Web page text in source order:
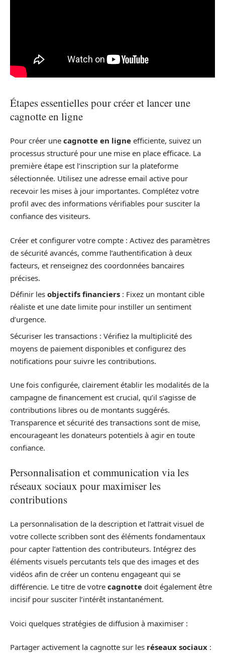
Étapes essentielles pour créer et lancer une
cagnotte en ligne
Pour créer une cagnotte en ligne efficiente, suivez un
processus structuré pour une mise en place efficace. La
première étape est l’inscription sur la plateforme
sélectionnée. Utilisez une adresse email active pour
recevoir les mises à jour importantes. Complétez votre
profil avec des informations vérifiables pour susciter la
confiance des visiteurs.
Créer et configurer votre compte : Activez des paramètres
de sécurité avancés, comme l’authentification à deux
facteurs, et renseignez des coordonnées bancaires
précises.
Définir les objectifs financiers : Fixez un montant cible
réaliste et une date limite pour instiller un sentiment
d’urgence.
Sécuriser les transactions : Vérifiez la multiplicité des
moyens de paiement disponibles et configurez des
notifications pour suivre les contributions.
Une fois configurée, clairement établir les modalités de la
campagne de financement est crucial, qu’il s’agisse de
contributions libres ou de montants suggérés.
Transparence et sécurité des transactions sont de mise,
encourageant les donateurs potentiels à agir en toute
confiance.
Personnalisation et communication via les
réseaux sociaux pour maximiser les
contributions
La personnalisation de la description et l’attrait visuel de
votre collecte scribben sont des éléments fondamentaux
pour capter l’attention des contributeurs. Intégrez des
éléments visuels percutants tels que des images et des
vidéos afin de créer un contenu engageant qui se
différencie. Le titre de votre cagnotte doit également être
incisif pour susciter l’intérêt instantanément.
Voici quelques stratégies de diffusion à maximiser :
Partager activement la cagnotte sur les réseaux sociaux :